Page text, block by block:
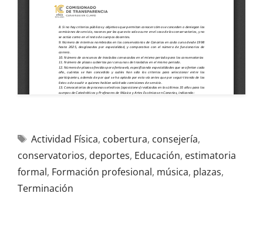
Actividad Física, cobertura, consejería,
conservatorios, deportes, Educación, estimatoria
formal, Formación profesional, música, plazas,
Terminación